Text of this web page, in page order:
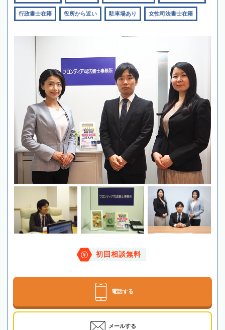
行政書士在籍 役所から近い 駐車場あり 女性司法書士在籍
初回相談無料
電話する
メールする